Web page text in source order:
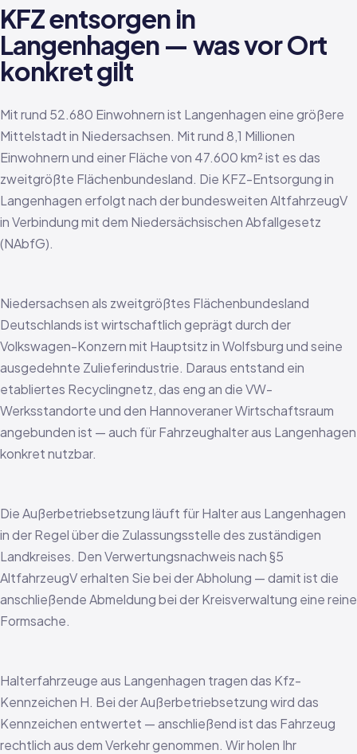
KFZ entsorgen in
Langenhagen — was vor Ort
konkret gilt
Mit rund 52.680 Einwohnern ist Langenhagen eine größere
Mittelstadt in Niedersachsen. Mit rund 8,1 Millionen
Einwohnern und einer Fläche von 47.600 km² ist es das
zweitgrößte Flächenbundesland. Die KFZ-Entsorgung in
Langenhagen erfolgt nach der bundesweiten AltfahrzeugV
in Verbindung mit dem Niedersächsischen Abfallgesetz
(NAbfG).
Niedersachsen als zweitgrößtes Flächenbundesland
Deutschlands ist wirtschaftlich geprägt durch der
Volkswagen-Konzern mit Hauptsitz in Wolfsburg und seine
ausgedehnte Zulieferindustrie. Daraus entstand ein
etabliertes Recyclingnetz, das eng an die VW-
Werksstandorte und den Hannoveraner Wirtschaftsraum
angebunden ist — auch für Fahrzeughalter aus Langenhagen
konkret nutzbar.
Die Außerbetriebsetzung läuft für Halter aus Langenhagen
in der Regel über die Zulassungsstelle des zuständigen
Landkreises. Den Verwertungsnachweis nach §5
AltfahrzeugV erhalten Sie bei der Abholung — damit ist die
anschließende Abmeldung bei der Kreisverwaltung eine reine
Formsache.
Halterfahrzeuge aus Langenhagen tragen das Kfz-
Kennzeichen H. Bei der Außerbetriebsetzung wird das
Kennzeichen entwertet — anschließend ist das Fahrzeug
rechtlich aus dem Verkehr genommen. Wir holen Ihr